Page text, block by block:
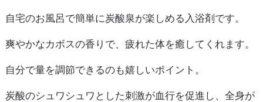
自宅のお風呂で簡単に炭酸泉が楽しめる入浴剤です。
爽やかなカボスの香りで、疲れた体を癒してくれます。
自分で量を調節できるのも嬉しいポイント。
炭酸のシュワシュワとした刺激が血行を促進し、全身が